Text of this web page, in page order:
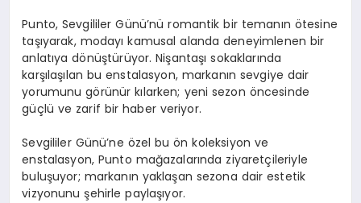
Punto, Sevgililer Günü’nü romantik bir temanın ötesine
taşıyarak, modayı kamusal alanda deneyimlenen bir
anlatıya dönüştürüyor. Nişantaşı sokaklarında
karşılaşılan bu enstalasyon, markanın sevgiye dair
yorumunu görünür kılarken; yeni sezon öncesinde
güçlü ve zarif bir haber veriyor.
Sevgililer Günü’ne özel bu ön koleksiyon ve
enstalasyon, Punto mağazalarında ziyaretçileriyle
buluşuyor; markanın yaklaşan sezona dair estetik
vizyonunu şehirle paylaşıyor.